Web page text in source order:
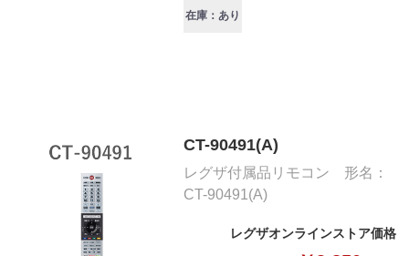
在庫：あり
CT-90491(A)
レグザ付属品リモコン 形名：
CT-90491(A)
レグザオンラインストア価格